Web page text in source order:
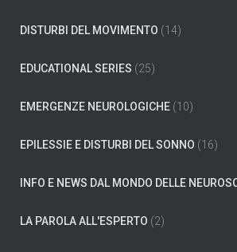
DISTURBI DEL MOVIMENTO (14)
EDUCATIONAL SERIES (25)
EMERGENZE NEUROLOGICHE (10)
EPILESSIE E DISTURBI DEL SONNO (16)
INFO E NEWS DAL MONDO DELLE
LA PAROLA ALL'ESPERTO (2)